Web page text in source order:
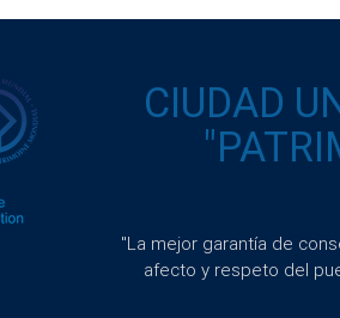
CIUDAD
"La mejor garantía de
afecto y respeto del